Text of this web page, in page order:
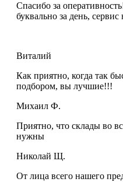
Спасибо за
буквально за день,
Виталий
Как приятно, когда так
подбором, вы лучшие!!!
Михаил Ф.
Приятно, что склады во
нужны
Николай Щ.
От лица всего нашего